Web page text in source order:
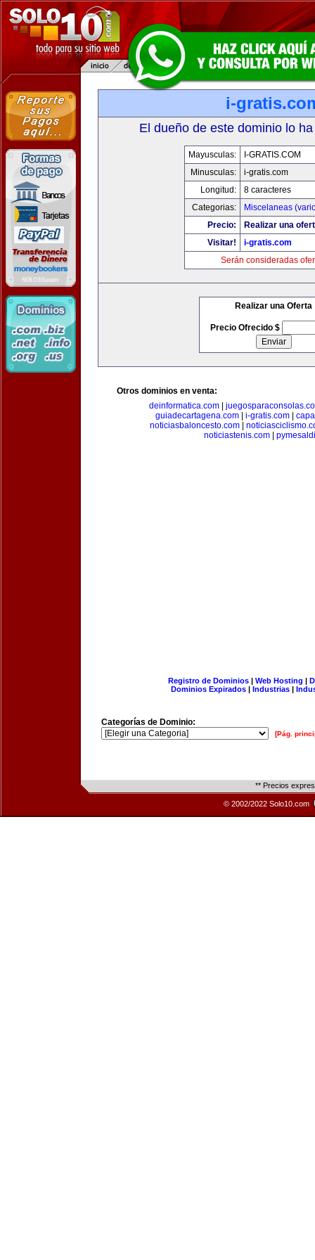
i-
El dueño de este dominio lo
Mayusculas:
I-GRATIS.COM
Minusculas:
i-gratis.com
Longitud:
8 caracteres
Categorias:
Miscelaneas
Precio:
Realizar una
Visitar!
i-gratis.com
Serán consideradas
Realizar una Oferta
Precio Ofrecido $
Otros dominios en venta:
deinformatica.com
guiadecartagena.com| i-gratis.com|
noticiasbaloncesto.com
noticiastenis.com
Registro de Dominios| Web Hosting |
Dominios Expirados | Industrias |
Categorías de Dominio:
[Pág.
** Precios
© 2002/2022 Solo10.com